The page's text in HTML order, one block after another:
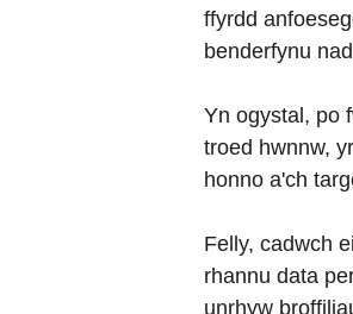
ffyrdd
benderfynu
Yn ogystal, po
troed hwnnw,
honno a'ch
Felly, cadwch
rhannu data
unrhyw